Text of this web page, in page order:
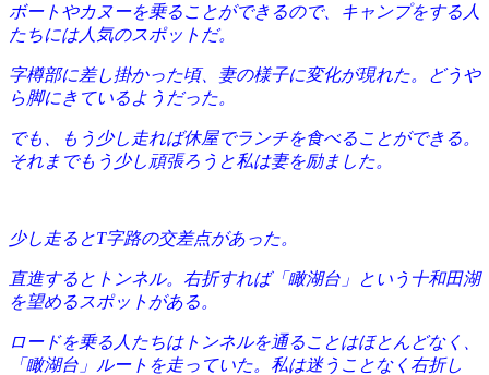
ボートやカヌーを乗ることができるので、キャンプをする人
たちには人気のスポットだ。
字樽部に差し掛かった頃、妻の様子に変化が現れた。どうや
ら脚にきているようだった。
でも、もう少し走れば休屋でランチを食べることができる。
それまでもう少し頑張ろうと私は妻を励ました。
少し走るとT字路の交差点があった。
直進するとトンネル。右折すれば「瞰湖台」という十和田湖
を望めるスポットがある。
ロードを乗る人たちはトンネルを通ることはほとんどなく、
「瞰湖台」ルートを走っていた。私は迷うことなく右折し